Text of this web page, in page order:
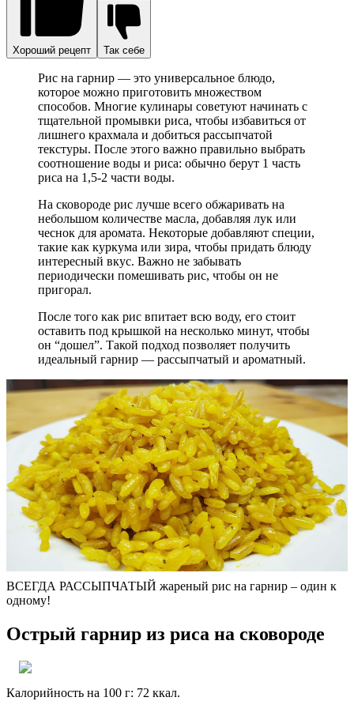
Хороший рецепт Так себе
Рис на гарнир — это универсальное блюдо,
которое можно приготовить множеством
способов. Многие кулинары советуют начинать с
тщательной промывки риса, чтобы избавиться от
лишнего крахмала и добиться рассыпчатой
текстуры. После этого важно правильно выбрать
соотношение воды и риса: обычно берут 1 часть
риса на 1,5-2 части воды.
На сковороде рис лучше всего обжаривать на
небольшом количестве масла, добавляя лук или
чеснок для аромата. Некоторые добавляют специи,
такие как куркума или зира, чтобы придать блюду
интересный вкус. Важно не забывать
периодически помешивать рис, чтобы он не
пригорал.
После того как рис впитает всю воду, его стоит
оставить под крышкой на несколько минут, чтобы
он “дошел”. Такой подход позволяет получить
идеальный гарнир — рассыпчатый и ароматный.
ВСЕГДА РАССЫПЧАТЫЙ жареный рис на гарнир – один к
одному!
Острый гарнир из риса на сковороде
Калорийность на 100 г: 72 ккал.